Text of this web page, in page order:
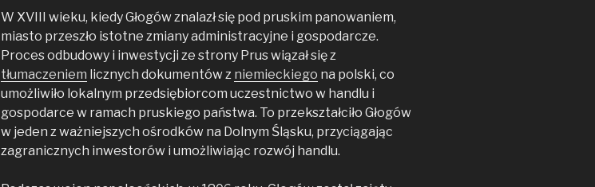
W XVIII wieku, kiedy Głogów znalazł się pod pruskim panowaniem,
miasto przeszło istotne zmiany administracyjne i gospodarcze.
Proces odbudowy i inwestycji ze strony Prus wiązał się z
tłumaczeniem licznych dokumentów z niemieckiego na polski, co
umożliwiło lokalnym przedsiębiorcom uczestnictwo w handlu i
gospodarce w ramach pruskiego państwa. To przekształciło Głogów
w jeden z ważniejszych ośrodków na Dolnym Śląsku, przyciągając
zagranicznych inwestorów i umożliwiając rozwój handlu.